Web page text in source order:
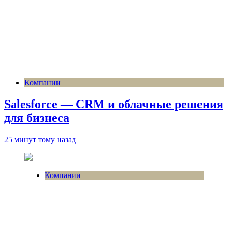
Компании
Salesforce — CRM и облачные решения
для бизнеса
25 минут тому назад
Компании